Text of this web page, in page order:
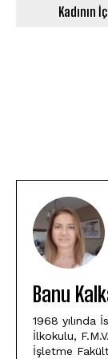
Kadının
Banu
1968 yılında
İlkokulu,
İşletme